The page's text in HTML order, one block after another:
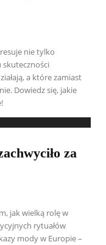
nie tylko
skuteczności
a które zamiast
Dowiedz się, jakie
za
jak wielką rolę w
rytuałów
mody w Europie –